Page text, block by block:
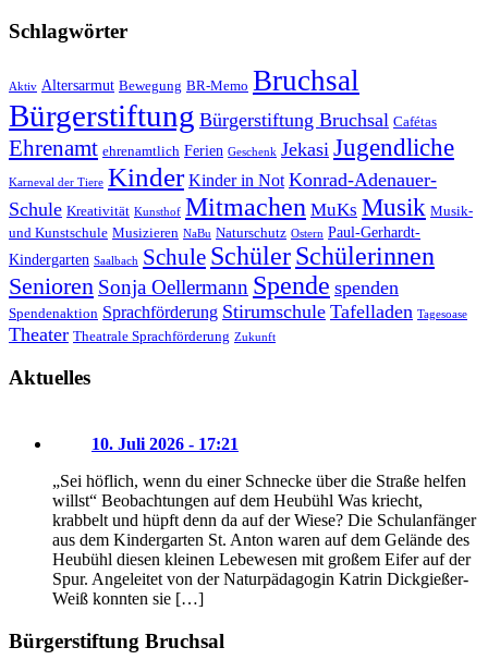
Schlagwörter
Aktiv Altersarmut Bewegung BR-Memo Bruchsal
Bürgerstiftung Bürgerstiftung Bruchsal Cafétas
Ehrenamt ehrenamtlich Ferien Geschenk Jekasi Jugendliche
Karneval der Tiere Kinder Kinder in Not Konrad-Adenauer-
Schule Kreativität Kunsthof Mitmachen MuKs Musik Musik-
und Kunstschule Musizieren NaBu Naturschutz Ostern Paul-Gerhardt-
Kindergarten Saalbach Schule SchülerSchülerinnen
Senioren Sonja Oellermann Spende spenden
Spendenaktion Sprachförderung Stirumschule Tafelladen Tagesoase
Theater Theatrale Sprachförderung Zukunft
Aktuelles
10. Juli 2026 - 17:21
„Sei höflich, wenn du einer Schnecke über die Straße helfen
willst“ Beobachtungen auf dem Heubühl Was kriecht,
krabbelt und hüpft denn da auf der Wiese? Die Schulanfänger
aus dem Kindergarten St. Anton waren auf dem Gelände des
Heubühl diesen kleinen Lebewesen mit großem Eifer auf der
Spur. Angeleitet von der Naturpädagogin Katrin Dickgießer-
Weiß konnten sie […]
Bürgerstiftung Bruchsal